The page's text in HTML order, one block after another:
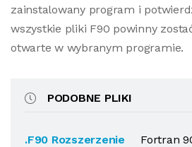
zainstalowany program i
wszystkie pliki F90 powinny
otwarte w wybranym programie.
PODOBNE PLIKI
.F90 Rozszerzenie
Fortran